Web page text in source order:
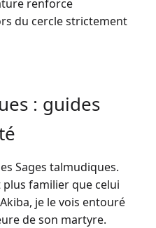
renforce
du cercle strictement
: guides
Sages talmudiques.
plus familier que celui
je le vois entouré
de son martyre.